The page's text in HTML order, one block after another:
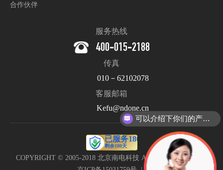
合作伙伴
服务热线
400-015-2188
传真
010－62102078
客服邮箱
Kefu@ndone.cn
COPYRIGHT © 2005-2018 北京南电科技 All Rights Reserved. |
可以介绍下你们的产品么？